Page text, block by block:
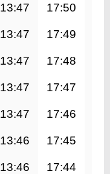
13:47 17:50
13:47 17:49
13:47 17:48
13:47 17:47
13:47 17:46
13:46 17:45
13:46 17:44